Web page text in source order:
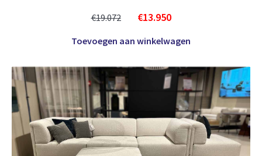
€19.072 €13.950
Toevoegen aan winkelwagen